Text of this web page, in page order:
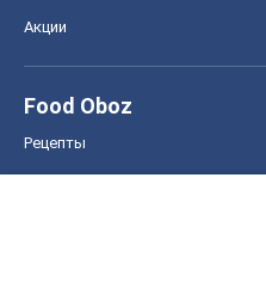
Акции
Food Oboz
Рецепты
Диеты